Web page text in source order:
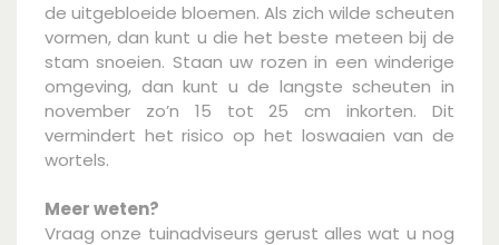
de uitgebloeide bloemen. Als zich wilde scheuten
vormen, dan kunt u die het beste meteen bij de
stam snoeien. Staan uw rozen in een winderige
omgeving, dan kunt u de langste scheuten in
november zo’n 15 tot 25 cm inkorten. Dit
vermindert het risico op het loswaaien van de
wortels.
Meer weten?
Vraag onze tuinadviseurs gerust alles wat u nog